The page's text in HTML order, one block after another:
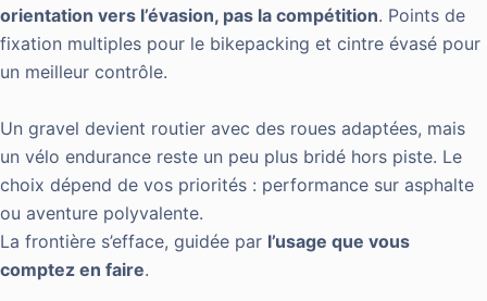
orientation vers l’évasion, pas la compétition. Points de
fixation multiples pour le bikepacking et cintre évasé pour
un meilleur contrôle.
Un gravel devient routier avec des roues adaptées, mais
un vélo endurance reste un peu plus bridé hors piste. Le
choix dépend de vos priorités : performance sur asphalte
ou aventure polyvalente.
La frontière s’efface, guidée par l’usage que vous
comptez en faire.